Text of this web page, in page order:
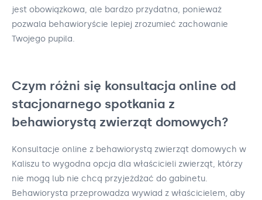
jest obowiązkowa, ale bardzo przydatna, ponieważ
pozwala behawioryście lepiej zrozumieć zachowanie
Twojego pupila.
Czym różni się konsultacja online od
stacjonarnego spotkania z
behawiorystą zwierząt domowych?
Konsultacje online z behawiorystą zwierząt domowych w
Kaliszu to wygodna opcja dla właścicieli zwierząt, którzy
nie mogą lub nie chcą przyjeżdżać do gabinetu.
Behawiorysta przeprowadza wywiad z właścicielem, aby